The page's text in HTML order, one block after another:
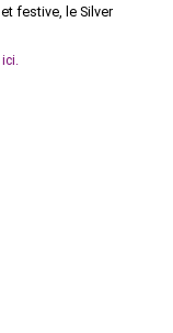
festive, le Silver